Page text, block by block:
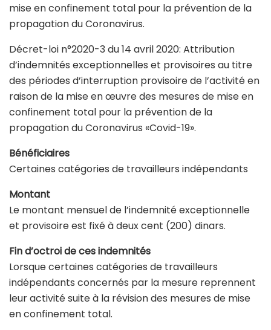
mise en confinement total pour la prévention de la
propagation du Coronavirus.
Décret-loi n°2020-3 du 14 avril 2020: Attribution
d’indemnités exceptionnelles et provisoires au titre
des périodes d’interruption provisoire de l’activité en
raison de la mise en œuvre des mesures de mise en
confinement total pour la prévention de la
propagation du Coronavirus «Covid-19».
Bénéficiaires
Certaines catégories de travailleurs indépendants
Montant
Le montant mensuel de l’indemnité exceptionnelle
et provisoire est fixé à deux cent (200) dinars.
Fin d’octroi de ces indemnités
Lorsque certaines catégories de travailleurs
indépendants concernés par la mesure reprennent
leur activité suite à la révision des mesures de mise
en confinement total.